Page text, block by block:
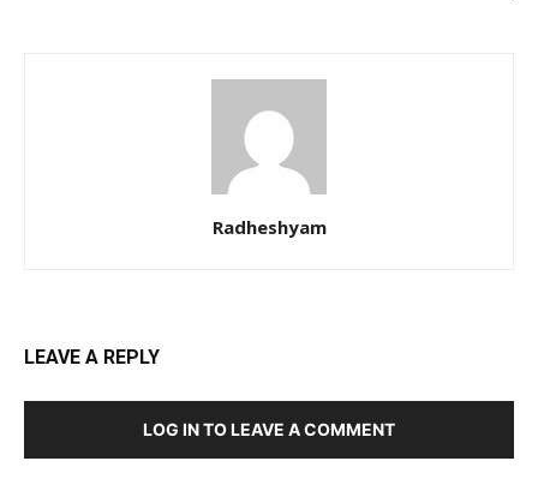
Radheshyam
LEAVE A REPLY
LOG IN TO LEAVE A COMMENT